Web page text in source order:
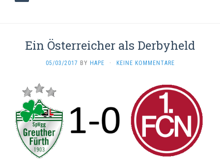
Ein Österreicher als Derbyheld
05/03/2017 BY HAPE · KEINE KOMMENTARE